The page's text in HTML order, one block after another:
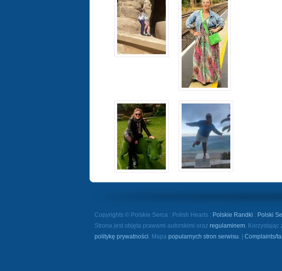
Copyrights © Polskie Serca : Polish Hearts : Polskie Randki : Polski
Strona jest objęta prawami autorskimi oraz regulaminem .
politykę prywatności . Mapa popularnych stron serwisu . | Complaints/